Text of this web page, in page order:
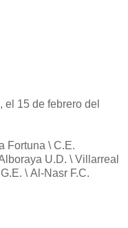
15 de febrero del
Fortuna \ C.E.
U.D. \ Villarreal
\ Al-Nasr F.C.